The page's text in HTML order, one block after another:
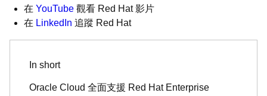
在 YouTube 觀看 Red Hat 影片
在 LinkedIn 追蹤 Red Hat
In short
Oracle Cloud 全面支援 Red Hat Enterprise